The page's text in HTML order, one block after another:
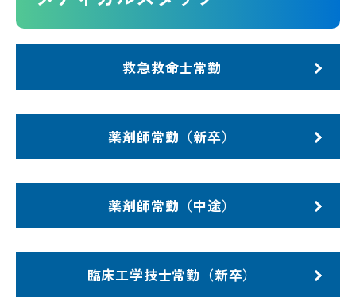
救急救命士常勤
薬剤師常勤（新卒）
薬剤師常勤（中途）
臨床工学技士常勤（新卒）